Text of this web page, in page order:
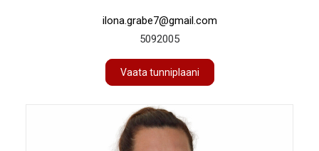
ilona.grabe7@gmail.com
5092005
Vaata tunniplaani